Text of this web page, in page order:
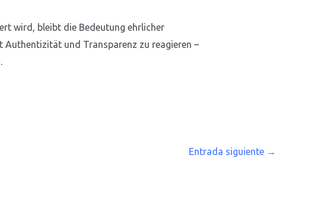
wird, bleibt die Bedeutung ehrlicher
Authentizität und Transparenz zu reagieren –
Entrada siguiente →